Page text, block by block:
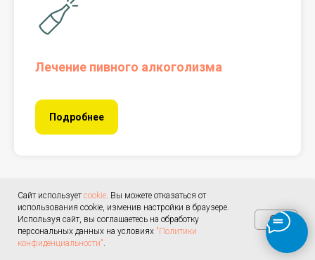
Лечение пивного алкоголизма
Подробнее
Популярные услуги клиники
Сайт используетcookie. Вы можете отказаться от
использования cookie, изменив настройки в браузере.
Используя сайт, вы соглашаетесь на обработку
персональных данных на условиях "Политики
конфиденциальности".
OK